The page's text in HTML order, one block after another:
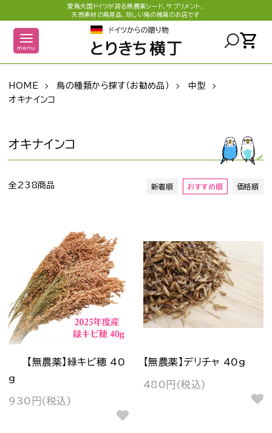
愛鳥大国ドイツが誇る無農薬シード、サプリメント、
天然素材の鳥用品、珍しい鳥の雑貨のお店です
menu shopping_cart
HOME 鳥の種類から探す（お勧め品）
中型
オキナインコ
オキナインコ
全238商品 新着順 おすすめ順 価格順
【無農薬】緑キビ穂 40
g
930円(税込)
【無農薬】デリチャ 40g
480円(税込)